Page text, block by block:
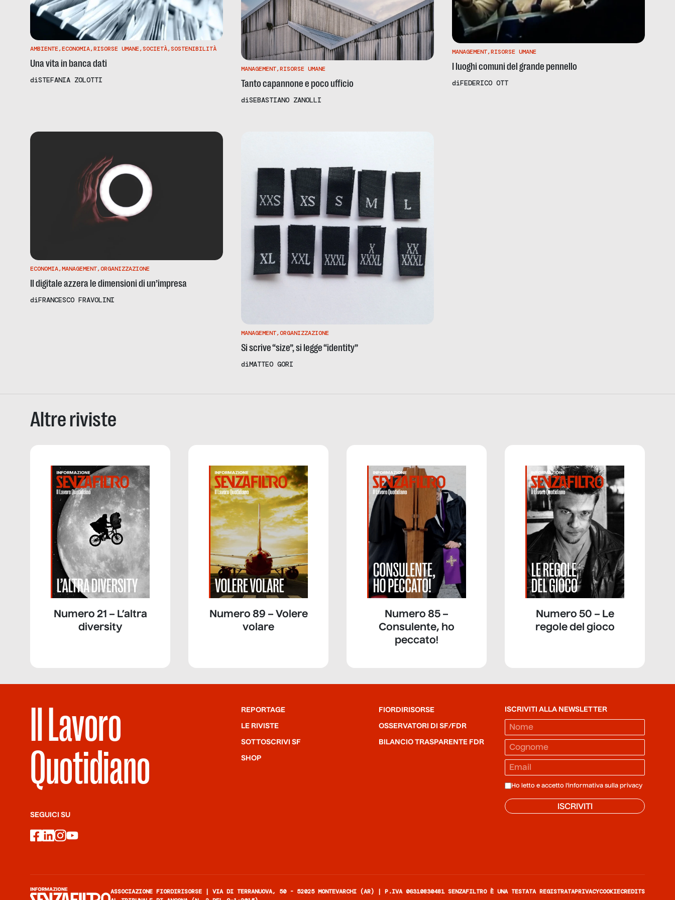
AMBIENTE,ECONOMIA,RISORSE UMANE,SOCIETÀ,SOSTENIBILITÀ
Una vita in banca dati
diSTEFANIA ZOLOTTI
MANAGEMENT,RISORSE UMANE
Tanto capannone e poco ufficio
diSEBASTIANO ZANOLLI
MANAGEMENT,RISORSE UMANE
I luoghi comuni del grande pennello
diFEDERICO OTT
ECONOMIA,MANAGEMENT,ORGANIZZAZIONE
Il digitale azzera le dimensioni di un’impresa
diFRANCESCO FRAVOLINI
MANAGEMENT,ORGANIZZAZIONE
Si scrive “size”, si legge “identity”
diMATTEO GORI
Altre riviste
Numero 21 – L’altra
diversity
Numero 89 – Volere
volare
Numero 85 –
Consulente, ho
peccato!
Numero 50 – Le
regole del gioco
Il Lavoro
Quotidiano
SEGUICI SU
facebook
linkedin
instagram
youtube
REPORTAGE
LE RIVISTE
SOTTOSCRIVI SF
SHOP
FIORDIRISORSE
OSSERVATORI DI SF/FDR
BILANCIO TRASPARENTE FDR
ISCRIVITI ALLA NEWSLETTER
Ho letto e accetto l'informativa sulla privacy
ISCRIVITI
ASSOCIAZIONE FIORDIRISORSE | VIA DI TERRANUOVA, 50 - 52025 MONTEVARCHI (AR) | P.IVA 06310830481 SENZAFILTRO È UNA TESTATA REGISTRATAPRIVACYCOOKIECREDITS